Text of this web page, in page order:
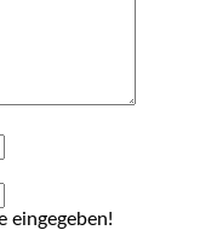
eingegeben!